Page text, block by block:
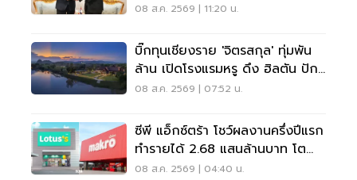
08 ส.ค. 2569 | 11:20 น.
บิ๊กทุนเชียงราย 'จิตรสกุล' ทุ่มพัน
ล้าน เปิดโรงแรมหรู ดึง ฮิลตัน ปัก
หมุดแบรนด์ใหม่
08 ส.ค. 2569 | 07:52 น.
ซีพี แอ็กซ์ตร้า โชว์ผลงานครึ่งปีแรก
ทำรายได้ 2.68 แสนล้านบาท โต
3.6%
08 ส.ค. 2569 | 04:40 น.